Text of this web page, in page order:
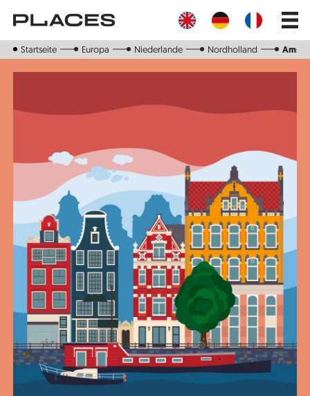
zum
Inhalt
Main
Startseite Europa Niederlande Nordholland